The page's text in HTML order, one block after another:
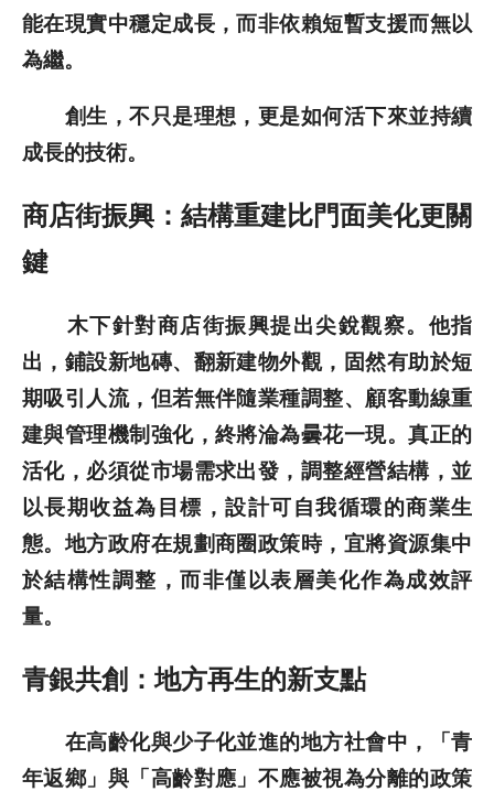
能在現實中穩定成長，而非依賴短暫支援而無以
為繼。
創生，不只是理想，更是如何活下來並持續
成長的技術。
商店街振興：結構重建比門面美化更關
鍵
木下針對商店街振興提出尖銳觀察。他指
出，鋪設新地磚、翻新建物外觀，固然有助於短
期吸引人流，但若無伴隨業種調整、顧客動線重
建與管理機制強化，終將淪為曇花一現。真正的
活化，必須從市場需求出發，調整經營結構，並
以長期收益為目標，設計可自我循環的商業生
態。地方政府在規劃商圈政策時，宜將資源集中
於結構性調整，而非僅以表層美化作為成效評
量。
青銀共創：地方再生的新支點
在高齡化與少子化並進的地方社會中，「青
年返鄉」與「高齡對應」不應被視為分離的政策